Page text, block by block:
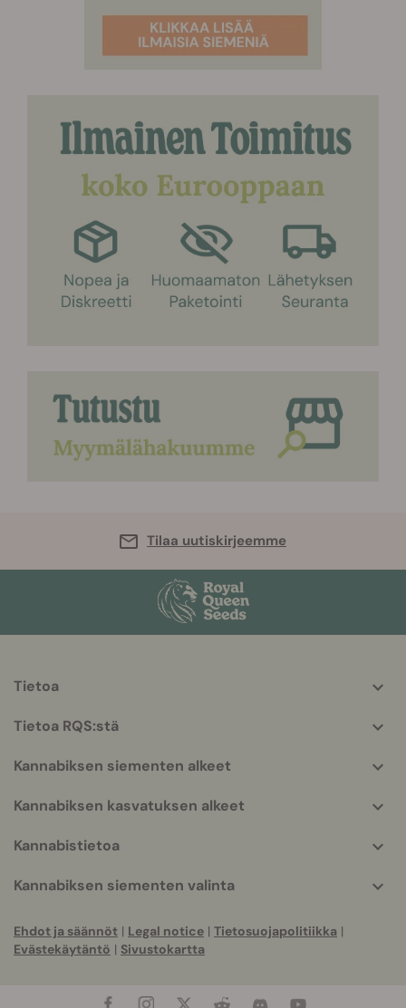
Tilaa uutiskirjeemme
info
Tietoa
Tietoa RQS:stä
Kannabiksen siementen alkeet
Kannabiksen kasvatuksen alkeet
Kannabistietoa
Kannabiksen siementen valinta
Ehdot ja säännöt | Legal notice | Tietosuojapolitiikka |
Evästekäytäntö | Sivustokartta